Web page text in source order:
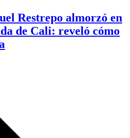
Restrepo almorzó en
de Cali: reveló cómo